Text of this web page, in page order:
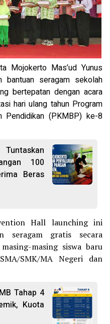
Mojokerto Mas’ud Yunus
bantuan seragam sekolah
bertepatan dengan acara
hari ulang tahun Program
Pendidikan (PKMBP) ke-8
100
Beras
Hall launching ini
seragam gratis secara
masing siswa baru
SMK/MA Negeri dan
Tahap 4
Kuota